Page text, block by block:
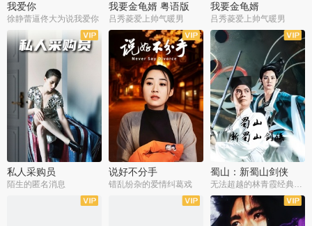
我爱你
徐静蕾逼佟大为说我爱你
我要金龟婿 粤语版
吕秀菱爱上帅气暖男
我要金龟婿
吕秀菱爱上帅气暖男
私人采购员
陌生的匿名消息
说好不分手
错乱纷杂的爱情纠葛戏
蜀山：新蜀山剑侠
无法超越的林青霞经典角色